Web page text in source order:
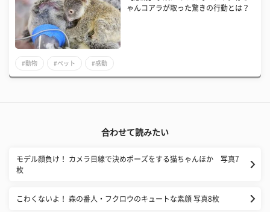
ゃんコアラが取った驚きの行動とは？
#動物 #ペット #感動
合わせて読みたい
モデル顔負け！ カメラ目線で決めポーズをする猫ちゃんほか 写真7
枚
こわくないよ！ 森の番人・フクロウのキュートな素顔 写真8枚